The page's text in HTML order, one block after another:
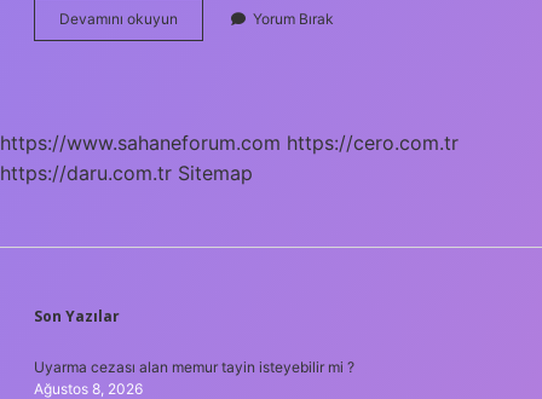
Devamını okuyun
Içine
Yorum Bırak
https://www.sahaneforum.com https://cero.com.tr
https://daru.com.tr Sitemap
SIDEBAR
Son Yazılar
Uyarma cezası alan memur tayin isteyebilir mi ?
Ağustos 8, 2026